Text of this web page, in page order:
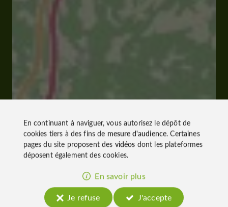
En continuant à naviguer, vous autorisez le dépôt de
cookies tiers à des fins de mesure d'audience. Certaines
pages du site proposent des vidéos dont les plateformes
déposent également des cookies.
En savoir plus
Je refuse
J'accepte